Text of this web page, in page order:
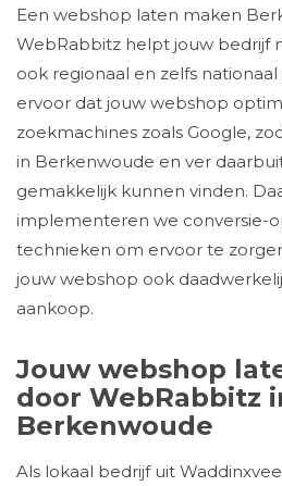
Een webshop laten maken
WebRabbitz helpt jouw bedrijf
ook regionaal en zelfs
ervoor dat jouw webshop
zoekmachines zoals Google,
in Berkenwoude en ver
gemakkelijk kunnen vinden.
implementeren we conversie-
technieken om ervoor te
jouw webshop ook
aankoop.
Jouw webshop
door WebRabbitz
Berkenwoude
Als lokaal bedrijf uit